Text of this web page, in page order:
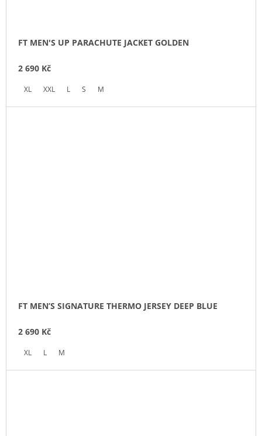
FT MEN'S UP PARACHUTE JACKET GOLDEN
2 690 Kč
XL XXL L S M
FT MEN’S SIGNATURE THERMO JERSEY DEEP BLUE
2 690 Kč
XL L M